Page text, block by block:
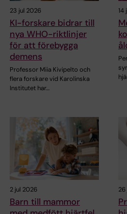
23 jul 2026
KI-forskare bidrar till
nya WHO-riktlinjer
för att förebygga
demens
Professor Miia Kivipelto och
flera forskare vid Karolinska
Institutet har…
14
2 jul 2026
Barn till mammor